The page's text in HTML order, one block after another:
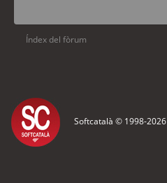
Índex del fòrum
Softcatalà © 1998-2026